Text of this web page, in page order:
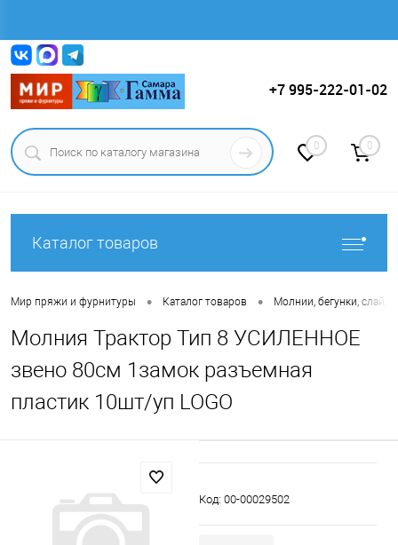
+7 995-222-01-02
0 0
Каталог товаров
Мир пряжи и фурнитуры • Каталог товаров • Молнии, бегунки,
Молния Трактор Тип 8 УСИЛЕННОЕ
звено 80см 1замок разъемная
пластик 10шт/уп LOGO
Код: 00-00029502